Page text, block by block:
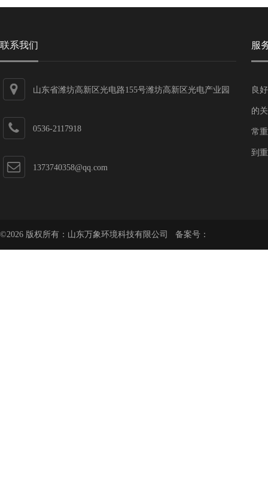
联系我们
山东省潍坊高新区光电路155号潍坊高新区光电产业园
0536-2117918
1373740358@qq.com
服
良
的
常
到
©2026 版权所有：山东万象环境科技有限公司 备案号：